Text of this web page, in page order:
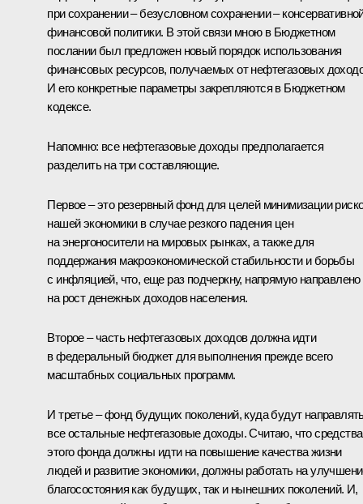
при сохранении – безусловном сохранении –
финансовой политики. В этой связи мною в Бюджетном
послании был предложен новый порядок использования
финансовых ресурсов, получаемых от нефтегазовых
И его конкретные параметры закрепляются в Бюджетном
кодексе.
Напомню: все нефтегазовые доходы предполагается
разделить на три составляющие.
Первое – это резервный фонд для целей минимизации
нашей экономики в случае резкого падения цен
на энергоносители на мировых рынках, а также для
поддержания макроэкономической стабильности и борьбы
с инфляцией, что, еще раз подчеркну, напрямую направлено
на рост денежных доходов населения.
Второе – часть нефтегазовых доходов должна идти
в федеральный бюджет для выполнения прежде всего
масштабных социальных программ.
И третье – фонд будущих поколений, куда будут
все остальные нефтегазовые доходы. Считаю, что средства
этого фонда должны идти на повышение качества жизни
людей и развитие экономики, должны работать на
благосостояния как будущих, так и нынешних поколений. И,